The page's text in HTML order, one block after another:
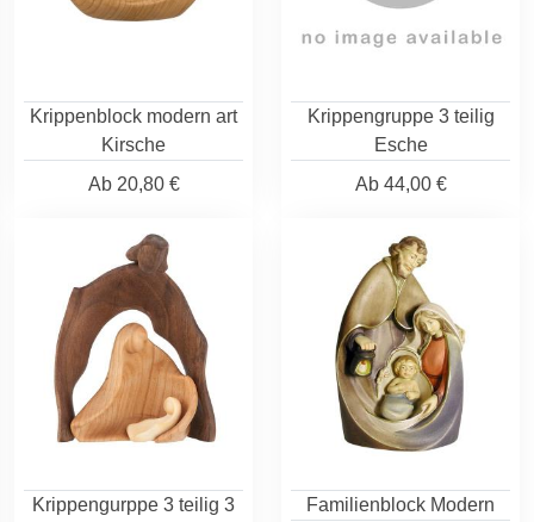
Krippenblock modern art
Kirsche
Ab20,80 €
Krippengruppe 3 teilig
Esche
Ab44,00 €
Krippengurppe 3 teilig 3
Familienblock Modern